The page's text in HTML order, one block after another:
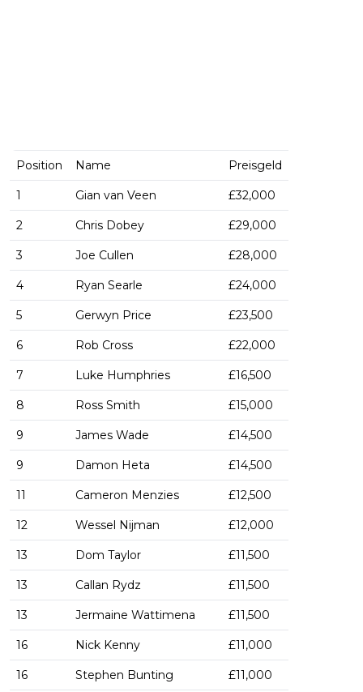
Position Name Preisgeld
1 Gian van Veen £32,000
2 Chris Dobey £29,000
3 Joe Cullen £28,000
4 Ryan Searle £24,000
5 Gerwyn Price £23,500
6 Rob Cross £22,000
7 Luke Humphries £16,500
8 Ross Smith £15,000
9 James Wade £14,500
9 Damon Heta £14,500
11 Cameron Menzies £12,500
12 Wessel Nijman £12,000
13 Dom Taylor £11,500
13 Callan Rydz £11,500
13 Jermaine Wattimena £11,500
16 Nick Kenny £11,000
16 Stephen Bunting £11,000